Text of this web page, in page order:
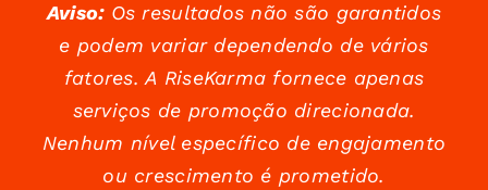
Aviso:Os resultados não são garantidos
e podem variar dependendo de vários
fatores. A RiseKarma fornece apenas
serviços de promoção direcionada.
Nenhum nível específico de engajamento
ou crescimento é prometido.